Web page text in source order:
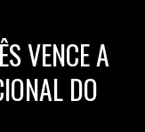
VENCE A
DO